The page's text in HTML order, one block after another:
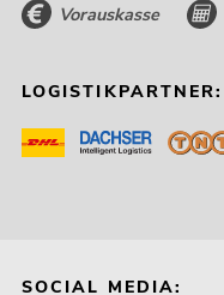
Vorauskasse
LOGISTIKPARTNER:
SOCIAL MEDIA: